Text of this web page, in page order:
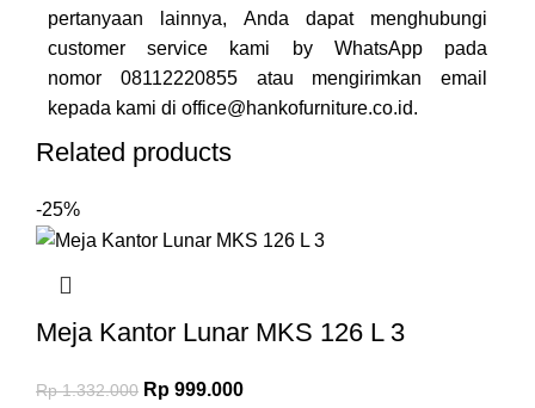
pertanyaan lainnya, Anda dapat menghubungi
customer service kami by WhatsApp pada
nomor 08112220855 atau mengirimkan email
kepada kami di office@hankofurniture.co.id.
Related products
-25%
Meja Kantor Lunar MKS 126 L 3
Rp1.332.000 Rp 999.000